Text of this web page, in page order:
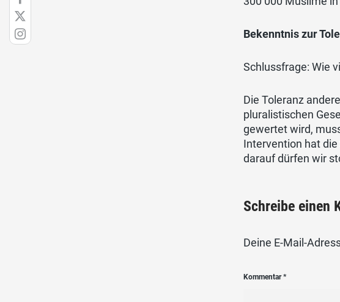
Bekenntnis zur
Schlussfrage: Wie
Die Toleranz
pluralistischen
gewertet wird,
Intervention hat
darauf dürfen wir
Schreibe einen
Deine E-Mail-
Kommentar*